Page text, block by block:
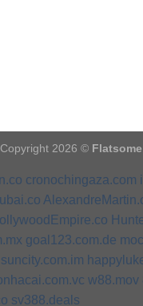
Copyright 2026 ©
cronochingaza.com
goal123.com.de
suncity.com.im
w88.mov
sv388.deals